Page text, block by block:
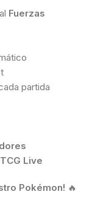
Fuerzas
partida
Live
Pokémon! 🔥